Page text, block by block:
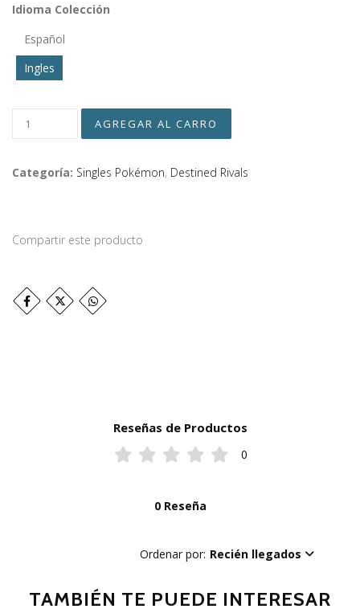
Idioma Colección
Español
Ingles
Categoría: Singles Pokémon, Destined Rivals
Compartir este producto
Reseñas de Productos
0
0 Reseña
Ordenar por: Recién llegados
TAMBIÉN TE PUEDE INTERESAR